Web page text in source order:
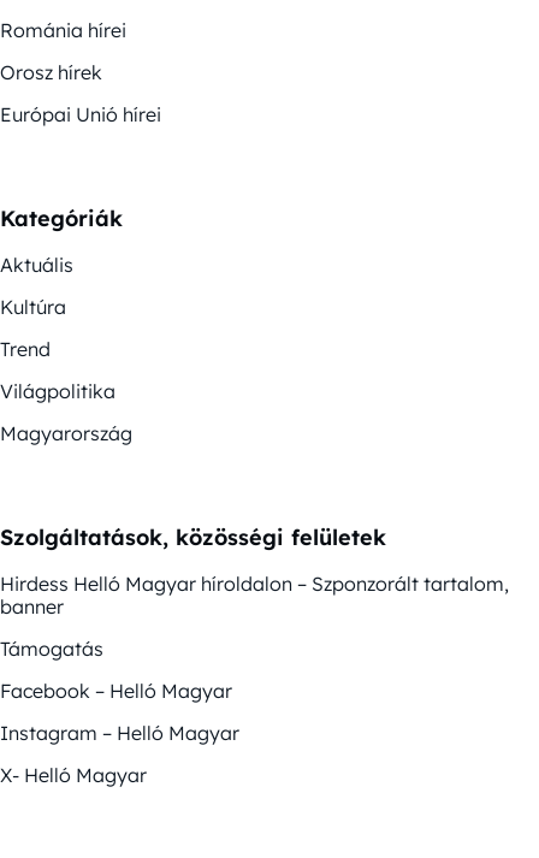
Románia hírei
Orosz hírek
Európai Unió hírei
Kategóriák
Aktuális
Kultúra
Trend
Világpolitika
Magyarország
Szolgáltatások, közösségi felületek
Hirdess Helló Magyar híroldalon – Szponzorált tartalom,
banner
Támogatás
Facebook – Helló Magyar
Instagram – Helló Magyar
X- Helló Magyar